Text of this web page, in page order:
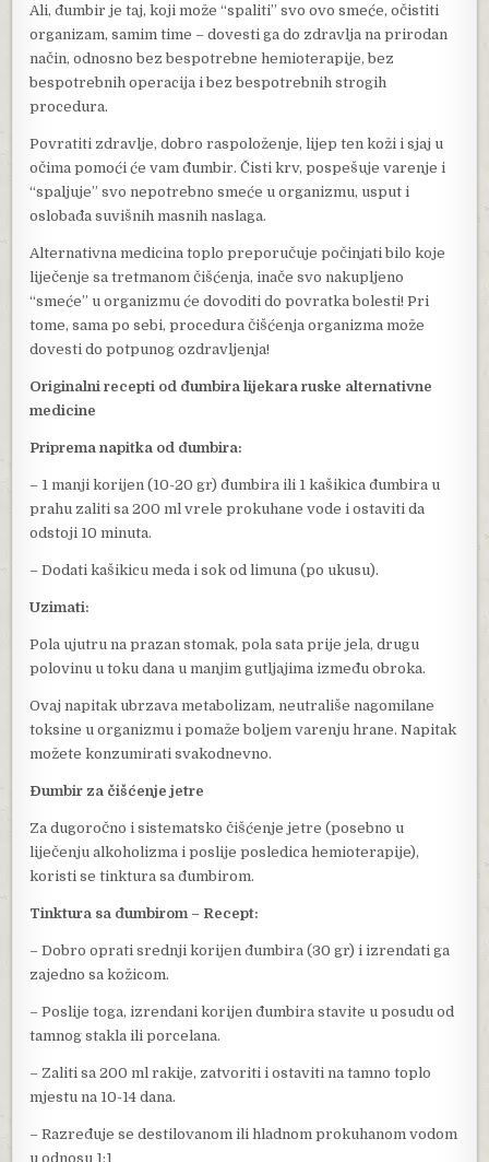
Ali, đumbir je taj, koji može “spaliti” svo ovo smeće, očistiti
organizam, samim time – dovesti ga do zdravlja na prirodan
način, odnosno bez bespotrebne hemioterapije, bez
bespotrebnih operacija i bez bespotrebnih strogih
procedura.
Povratiti zdravlje, dobro raspoloženje, lijep ten koži i sjaj u
očima pomoći će vam đumbir. Čisti krv, pospešuje varenje i
“spaljuje” svo nepotrebno smeće u organizmu, usput i
oslobađa suvišnih masnih naslaga.
Alternativna medicina toplo preporučuje počinjati bilo koje
liječenje sa tretmanom čišćenja, inače svo nakupljeno
“smeće” u organizmu će dovoditi do povratka bolesti! Pri
tome, sama po sebi, procedura čišćenja organizma može
dovesti do potpunog ozdravljenja!
Originalni recepti od đumbira lijekara ruske alternativne
medicine
Priprema napitka od đumbira:
– 1 manji korijen (10-20 gr) đumbira ili 1 kašikica đumbira u
prahu zaliti sa 200 ml vrele prokuhane vode i ostaviti da
odstoji 10 minuta.
– Dodati kašikicu meda i sok od limuna (po ukusu).
Uzimati:
Pola ujutru na prazan stomak, pola sata prije jela, drugu
polovinu u toku dana u manjim gutljajima između obroka.
Ovaj napitak ubrzava metabolizam, neutrališe nagomilane
toksine u organizmu i pomaže boljem varenju hrane. Napitak
možete konzumirati svakodnevno.
Đumbir za čišćenje jetre
Za dugoročno i sistematsko čišćenje jetre (posebno u
liječenju alkoholizma i poslije posledica hemioterapije),
koristi se tinktura sa đumbirom.
Tinktura sa đumbirom – Recept:
– Dobro oprati srednji korijen đumbira (30 gr) i izrendati ga
zajedno sa kožicom.
– Poslije toga, izrendani korijen đumbira stavite u posudu od
tamnog stakla ili porcelana.
– Zaliti sa 200 ml rakije, zatvoriti i ostaviti na tamno toplo
mjestu na 10-14 dana.
– Razređuje se destilovanom ili hladnom prokuhanom vodom
u odnosu 1:1